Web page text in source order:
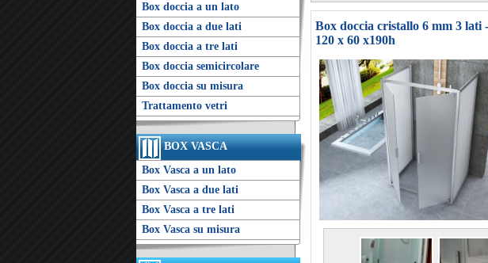
Box doccia a un lato
Box doccia a due lati
Box doccia a tre lati
Box doccia semicircolare
Box doccia su misura
Trattamento vetri
BOX VASCA
Box Vasca a un lato
Box Vasca a due lati
Box Vasca a tre lati
Box Vasca su misura
Box doccia cristallo 6 mm 3
120 x 60 x190h